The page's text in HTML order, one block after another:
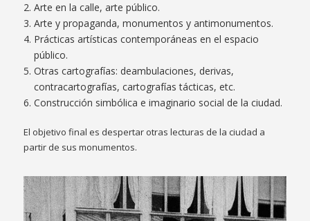
Arte en la calle, arte público.
Arte y propaganda, monumentos y antimonumentos.
Prácticas artísticas contemporáneas en el espacio
público.
Otras cartografías: deambulaciones, derivas,
contracartografías, cartografías tácticas, etc.
Construcción simbólica e imaginario social de la ciudad.
El objetivo final es despertar otras lecturas de la ciudad a
partir de sus monumentos.